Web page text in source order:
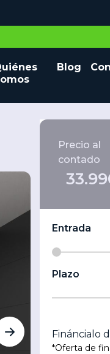
Blog
y
Precio al
contado
Entrada
Plazo
Fináncialo
*Oferta de